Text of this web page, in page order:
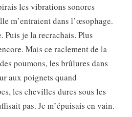
les vibrations sonores
m’entraient dans l’œsophage.
Puis je la recrachais. Plus
Mais ce raclement de la
poumons, les brûlures dans
aux poignets quand
les chevilles dures sous les
pas. Je m’épuisais en vain.